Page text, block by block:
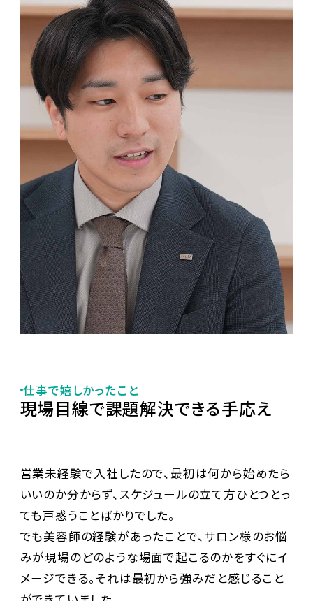
仕事で嬉しかったこと
現場目線で課題解決できる手応え
営業未経験で入社したので、最初は何から始めたら
いいのか分からず、スケジュールの立て方ひとつとっ
ても戸惑うことばかりでした。
でも美容師の経験があったことで、サロン様のお悩
みが現場のどのような場面で起こるのかをすぐにイ
メージできる。それは最初から強みだと感じること